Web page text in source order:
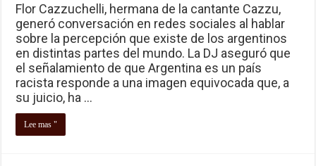
Flor Cazzuchelli, hermana de la cantante Cazzu,
generó conversación en redes sociales al hablar
sobre la percepción que existe de los argentinos
en distintas partes del mundo. La DJ aseguró que
el señalamiento de que Argentina es un país
racista responde a una imagen equivocada que, a
su juicio, ha …
Lee mas "